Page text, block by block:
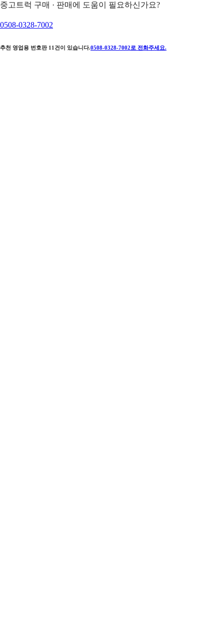
중고트럭 구매 · 판매에 도움이 필요하신가요?
0508-0328-7002
추천 영업용 번호판 11 건이 있습니다.0508-0328-7002 로 전화주세요.